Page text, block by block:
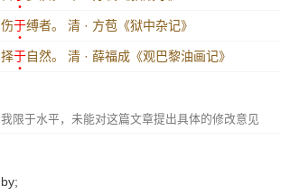
伤于缚者。 清 · 方苞《狱中杂记》
择于自然。 清 · 薛福成《观巴黎油画记》
我限于水平，未能对这篇文章提出具体的修改意见
by;